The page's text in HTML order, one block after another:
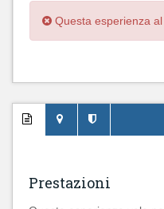
Questa esperienza
Prestazioni